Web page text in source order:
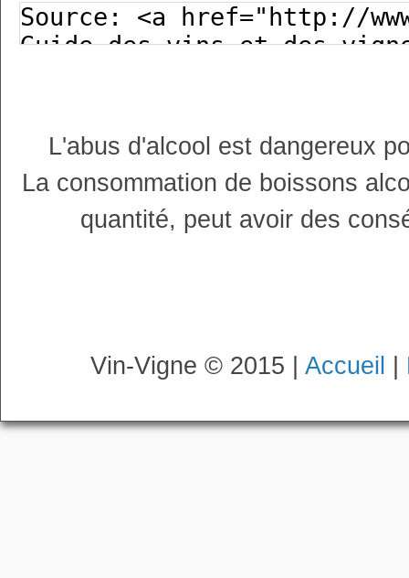
L'abus d'alcool est dangereux
La consommation de boissons
quantité, peut avoir des
Vin-Vigne © 2015 | Accueil